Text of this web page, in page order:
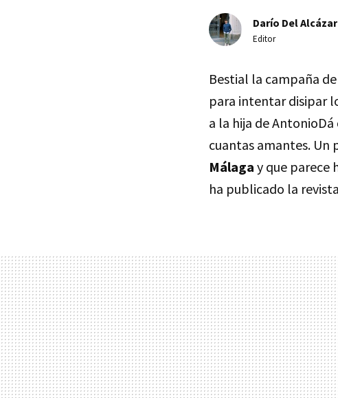
Darío Del Alcázar
Editor
Bestial la campaña
para intentar disipar
a la hija de AntonioDá
cuantas amantes. Un
Málaga y que parece
ha publicado la